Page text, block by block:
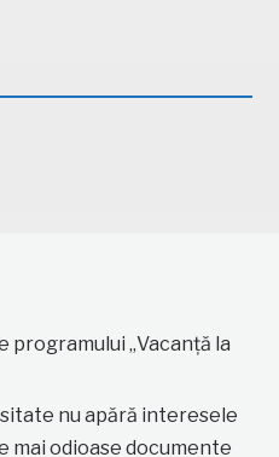
programului „Vacanță la
nu apără interesele
mai odioase documente